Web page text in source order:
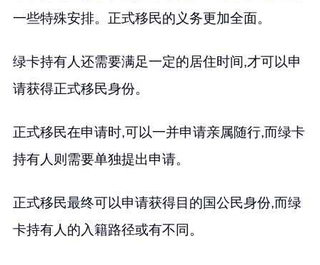
一些特殊安排。正式移民的义务更加全面。
绿卡持有人还需要满足一定的居住时间,才可以申
请获得正式移民身份。
正式移民在申请时,可以一并申请亲属随行,而绿卡
持有人则需要单独提出申请。
正式移民最终可以申请获得目的国公民身份,而绿
卡持有人的入籍路径或有不同。